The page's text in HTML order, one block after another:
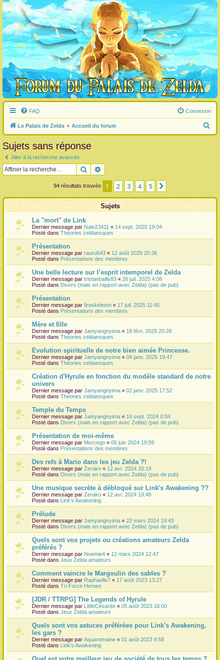
FAQ Connexion
Le Palais de Zelda Accueil du forum
e
c
Sujets sans réponse
Aller à la recherche avancée
Rechercher
94 résultats trouvés 1 2 3 4 5
Sujets
La "mort" de Link
Dernier message par Nale23411 « 14 sept. 2025 19:04
Posté dans Théories zeldaesques
Présentation
Dernier message par rauru543 « 12 août 2025 20:36
Posté dans Présentations des membres
Une belle lecture sur l’esprit intemporel de Zelda
Dernier message par tristanbailly83 « 26 juil. 2025 4:08
Posté dans Divers (mais en rapport avec Zelda) (pas de pub)
Présentation
Dernier message par fireskeleton « 17 juil. 2025 11:45
Posté dans Présentations des membres
Mère et fille
Dernier message par Jamyangnyima « 18 févr. 2025 20:26
Posté dans Théories zeldaesques
Evolution spirituelle de notre bien aimée Princesse.
Dernier message par Jamyangnyima « 04 janv. 2025 19:47
Posté dans Théories zeldaesques
Création d'Hyrule en fonction du modèle standard de notre
univers
Dernier message par Jamyangnyima « 02 janv. 2025 17:52
Posté dans Théories zeldaesques
Temple du Temps
Dernier message par Jamyangnyima « 16 sept. 2024 0:04
Posté dans Divers (mais en rapport avec Zelda) (pas de pub)
Présentation de moi-même
Dernier message par Morcego « 06 juin 2024 19:59
Posté dans Présentations des membres
Des refs à Mario dans les jeu Zelda ?!
Dernier message par Zerako « 12 avr. 2024 20:19
Posté dans Divers (mais en rapport avec Zelda) (pas de pub)
Une musique secrète à débloqué sur Link's Awakening ??
Dernier message par Zerako « 12 avr. 2024 19:48
Posté dans Link's Awakening
Prélude
Dernier message par Jamyangnyima « 22 mars 2024 19:43
Posté dans Divers (mais en rapport avec Zelda) (pas de pub)
Quels sont vos projets ou créations amateurs Zelda
préférés ?
Dernier message par Noemie4 « 12 mars 2024 12:47
Posté dans Jeux Zelda amateurs
Comment vaincre le Margoulin des sables ?
Dernier message par Raphaelle7 « 17 août 2023 13:27
Posté dans Tri Force Heroes
[JDR / TTRPG] The Legends of Hyrule
Dernier message par LittleCésarée « 05 août 2023 16:00
Posté dans Jeux Zelda amateurs
Quels sont vos astuces préférées pour Link's Awakening,
les gars ?
Dernier message par Aquaromaine « 01 août 2023 9:58
Posté dans Link's Awakening
Quel est votre meilleur jeu de société de tous les temps ?